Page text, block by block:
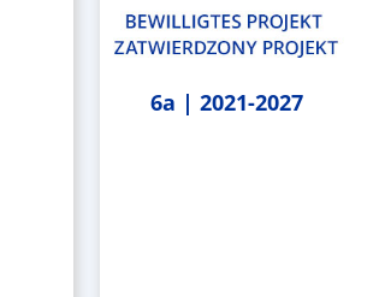
6a | 2021-2027